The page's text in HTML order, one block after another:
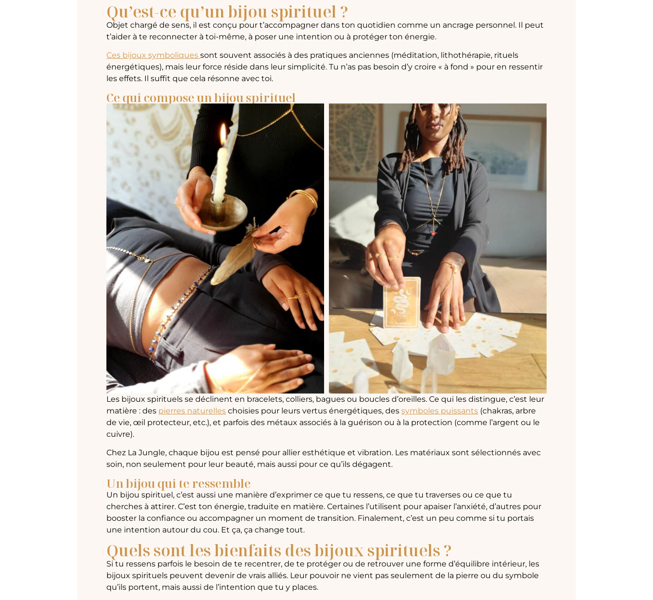
Qu’est-ce qu’un bijou spirituel ?
Objet chargé de sens, il est conçu pour t’accompagner dans ton quotidien comme un ancrage personnel. Il peut
t’aider à te reconnecter à toi-même, à poser une intention ou à protéger ton énergie.
Ces bijoux symboliques sont souvent associés à des pratiques anciennes (méditation, lithothérapie, rituels
énergétiques), mais leur force réside dans leur simplicité. Tu n’as pas besoin d’y croire « à fond » pour en ressentir
les effets. Il suffit que cela résonne avec toi.
Ce qui compose un bijou spirituel
Les bijoux spirituels se déclinent en bracelets, colliers, bagues ou boucles d’oreilles. Ce qui les distingue, c’est leur
matière : des pierres naturelles choisies pour leurs vertus énergétiques, des symboles puissants (chakras, arbre
de vie, œil protecteur, etc.), et parfois des métaux associés à la guérison ou à la protection (comme l’argent ou le
cuivre).
Chez La Jungle, chaque bijou est pensé pour allier esthétique et vibration. Les matériaux sont sélectionnés avec
soin, non seulement pour leur beauté, mais aussi pour ce qu’ils dégagent.
Un bijou qui te ressemble
Un bijou spirituel, c’est aussi une manière d’exprimer ce que tu ressens, ce que tu traverses ou ce que tu
cherches à attirer. C’est ton énergie, traduite en matière. Certaines l’utilisent pour apaiser l’anxiété, d’autres pour
booster la confiance ou accompagner un moment de transition. Finalement, c’est un peu comme si tu portais
une intention autour du cou. Et ça, ça change tout.
Quels sont les bienfaits des bijoux spirituels ?
Si tu ressens parfois le besoin de te recentrer, de te protéger ou de retrouver une forme d’équilibre intérieur, les
bijoux spirituels peuvent devenir de vrais alliés. Leur pouvoir ne vient pas seulement de la pierre ou du symbole
qu’ils portent, mais aussi de l’intention que tu y places.